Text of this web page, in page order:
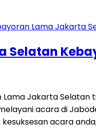
Selatan
Jakarta
acara di
acara